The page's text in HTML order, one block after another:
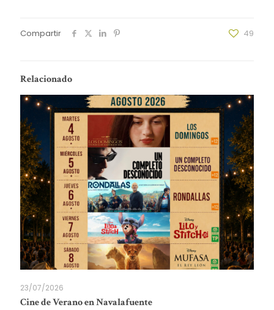
Compartir 49
Relacionado
23/07/2026
Cine de Verano en Navalafuente